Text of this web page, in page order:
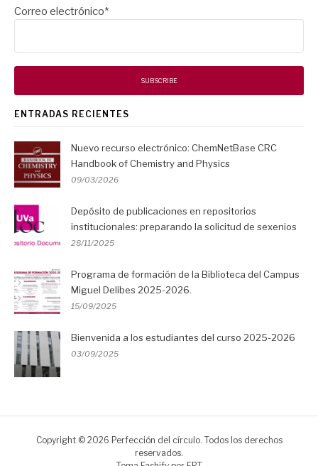
Correo electrónico*
ENTRADAS RECIENTES
Nuevo recurso electrónico: ChemNetBase CRC
Handbook of Chemistry and Physics
09/03/2026
Depósito de publicaciones en repositorios
institucionales: preparando la solicitud de sexenios
28/11/2025
Programa de formación de la Biblioteca del Campus
Miguel Delibes 2025-2026.
15/09/2025
Bienvenida a los estudiantes del curso 2025-2026
03/09/2025
Copyright © 2026 Perfección del círculo. Todos los derechos
reservados.